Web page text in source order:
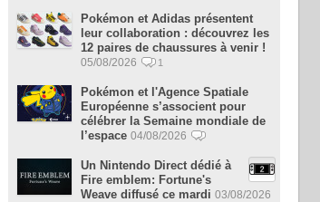
Pokémon et Adidas présentent
leur collaboration : découvrez les
12 paires de chaussures à venir !
05/08/2026 1
Pokémon et l'Agence Spatiale
Européenne s’associent pour
célébrer la Semaine mondiale de
l’espace 04/08/2026
Un Nintendo Direct dédié à
Fire emblem: Fortune's
Weave diffusé ce mardi 03/08/2026